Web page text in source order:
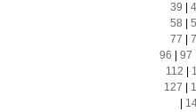
39
58
77
96
97
112
127